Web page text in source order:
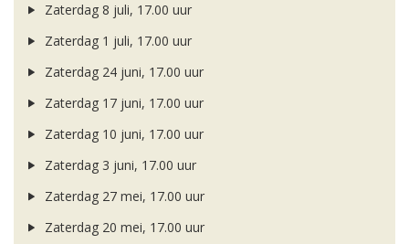
Zaterdag 8 juli, 17.00 uur
Zaterdag 1 juli, 17.00 uur
Zaterdag 24 juni, 17.00 uur
Zaterdag 17 juni, 17.00 uur
Zaterdag 10 juni, 17.00 uur
Zaterdag 3 juni, 17.00 uur
Zaterdag 27 mei, 17.00 uur
Zaterdag 20 mei, 17.00 uur